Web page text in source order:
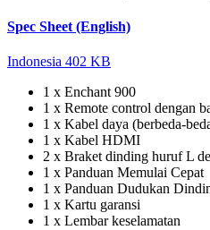
Spec Sheet (English)
Indonesia 402 KB
1 x Enchant 900
1 x Remote control dengan
1 x Kabel daya (berbeda-
1 x Kabel HDMI
2 x Braket dinding huruf L
1 x Panduan Memulai Cepat
1 x Panduan Dudukan
1 x Kartu garansi
1 x Lembar keselamatan